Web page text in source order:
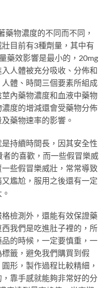
藥物濃度的不同而不同，
目前有3種劑量，其中有
藥效影響是最小的，20mg
人體被充分吸收、分佈和
體、時間三個要素所組成
內藥物濃度和血液中藥物
度的增減還會受藥物分佈
藥物速率的影響。
持續時間長，因其安全性
的喜歡，而一些假冒樂威
些假冒樂威壯，常常導致
尷尬，服用之後還有一定
檢測外，還能有效保證藥
我們是吃進肚子裡的，所
品的時候，一定要慎重，一
籤，避免我們購買到假
形，製作過程比較精細，
靠手感就能夠非常好的分